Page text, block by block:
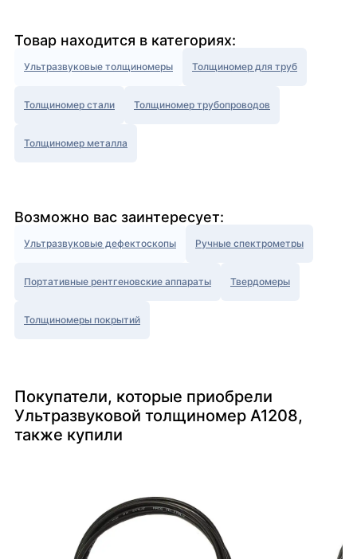
Товар находится в категориях:
Ультразвуковые толщиномеры Толщиномер для труб
Толщиномер стали Толщиномер трубопроводов
Толщиномер металла
Возможно вас заинтересует:
Ультразвуковые дефектоскопы Ручные спектрометры
Портативные рентгеновские аппараты Твердомеры
Толщиномеры покрытий
Покупатели, которые приобрели
Ультразвуковой толщиномер А1208,
также купили